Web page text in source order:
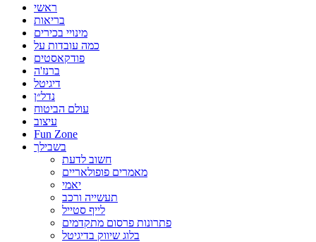
ראשי
בריאות
מינויי בכירים
כמה עובדות על
פודקאסטים
ברנז'ה
דיגיטל
נדל״ן
עולם הביטוח
עיצוב
Fun Zone
בשבילך
חשוב לדעת
מאמרים פופולאריים
יאמי
תעשייה ורכב
לייף סטייל
פתרונות פרסום מתקדמים
בלוג שיווק בדיגיטל